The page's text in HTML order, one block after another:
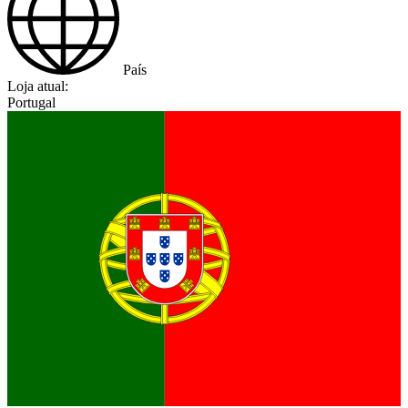
País
Loja atual:
Portugal